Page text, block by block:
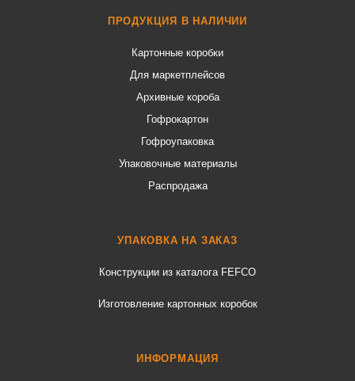
ПРОДУКЦИЯ В НАЛИЧИИ
Картонные коробки
Для маркетплейсов
Архивные короба
Гофрокартон
Гофроупаковка
Упаковочные материалы
Распродажа
УПАКОВКА НА ЗАКАЗ
Конструкции из каталога FEFCO
Изготовление картонных коробок
ИНФОРМАЦИЯ